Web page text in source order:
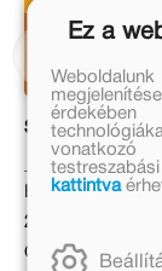
Sorakozó -
Eredeti ár:
2 999 Ft
Online ár:
Ez a
kattintva